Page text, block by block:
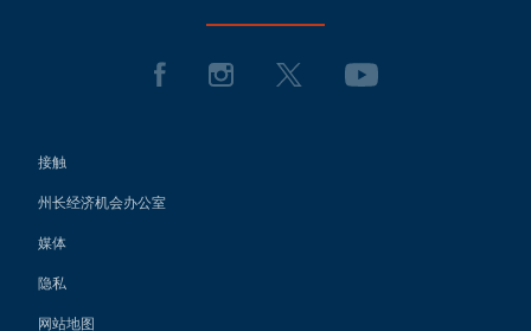
接触
州长经济机会办公室
媒体
隐私
网站地图